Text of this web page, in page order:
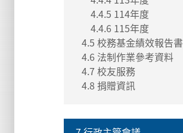
4.4.5 114年度
4.4.6 115年度
4.5 校務基金績效報告書
4.6 法制作業參考資料
4.7 校友服務
4.8 捐贈資訊